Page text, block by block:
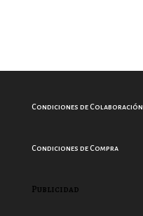
Condiciones de Colaboración
Condiciones de Compra
Publicidad